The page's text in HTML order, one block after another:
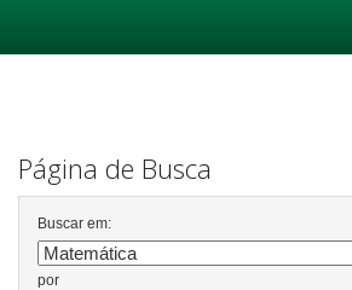
Página de Busca
Buscar em:
por